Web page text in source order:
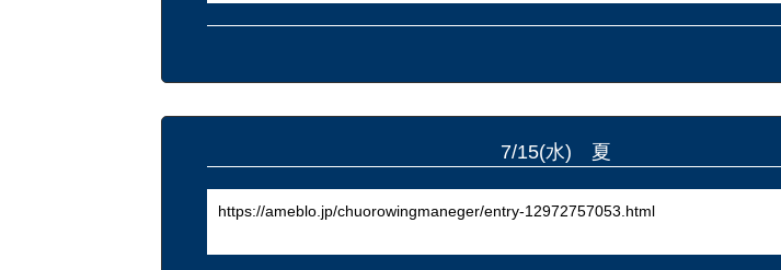
7/15(水) 夏
https://ameblo.jp/chuorowingmaneger/entry-12972757053.html